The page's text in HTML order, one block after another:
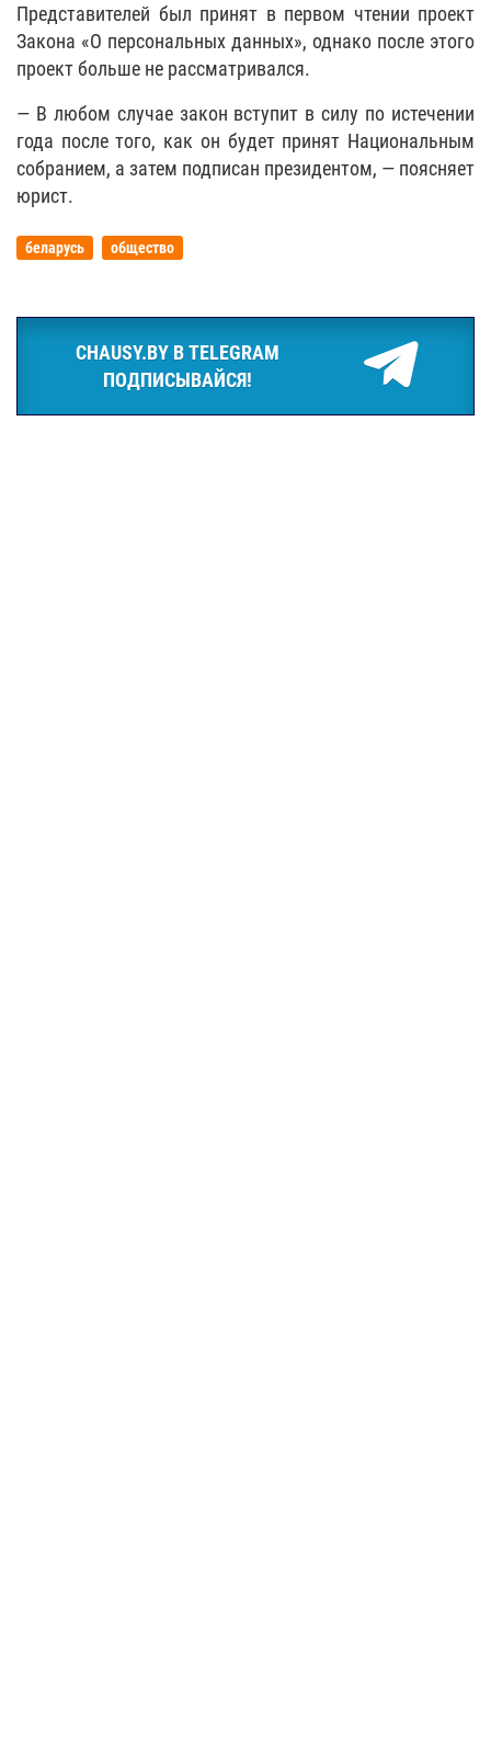
Представителей был принят в первом чтении проект
Закона «О персональных данных», однако после этого
проект больше не рассматривался.
— В любом случае закон вступит в силу по истечении
года после того, как он будет принят Национальным
собранием, а затем подписан президентом, — поясняет
юрист.
беларусь общество
CHAUSY.BY В TELEGRAM
ПОДПИСЫВАЙСЯ!